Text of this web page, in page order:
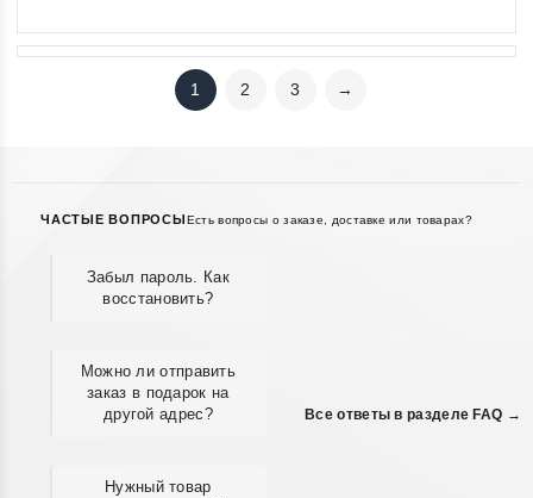
1 2 3 →
ЧАСТЫЕ ВОПРОСЫ Есть вопросы о заказе, доставке или товарах?
Забыл пароль. Как
восстановить?
Можно ли отправить
заказ в подарок на
другой адрес?
Нужный товар
Все ответы в разделе FAQ →